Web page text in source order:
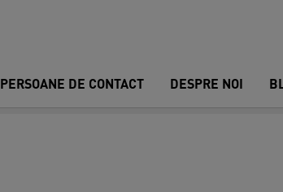
PERSOANE DE CONTACT DESPRE NOI